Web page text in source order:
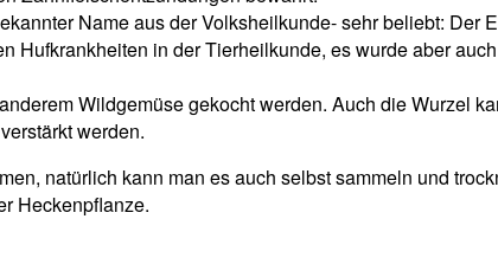
Name aus der Volksheilkunde- sehr beliebt: Der
Hufkrankheiten in der Tierheilkunde, es wurde aber
Wildgemüse gekocht werden. Auch die Wurzel
werden.
natürlich kann man es auch selbst sammeln und
Heckenpflanze.